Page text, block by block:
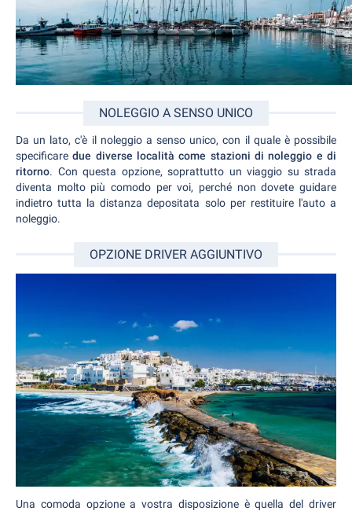
NOLEGGIO A SENSO UNICO
Da un lato, c'è il noleggio a senso unico, con il quale è possibile
specificaredue diverse località come stazioni di noleggio e di
ritorno. Con questa opzione, soprattutto un viaggio su strada
diventa molto più comodo per voi, perché non dovete guidare
indietro tutta la distanza depositata solo per restituire l'auto a
noleggio.
OPZIONE DRIVER AGGIUNTIVO
Una comoda opzione a vostra disposizione è quella del driver